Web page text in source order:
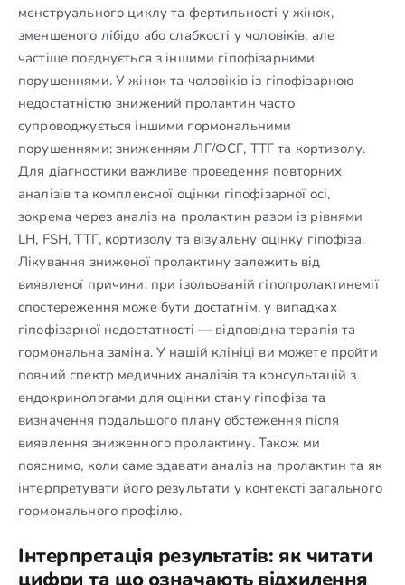
менструального циклу та фертильності у жінок,
зменшеного лібідо або слабкості у чоловіків, але
частіше поєднується з іншими гіпофізарними
порушеннями. У жінок та чоловіків із гіпофізарною
недостатністю знижений пролактин часто
супроводжується іншими гормональними
порушеннями: зниженням ЛГ/ФСГ, ТТГ та кортизолу.
Для діагностики важливе проведення повторних
аналізів та комплексної оцінки гіпофізарної осі,
зокрема через аналіз на пролактин разом із рівнями
LH, FSH, ТТГ, кортизолу та візуальну оцінку гіпофіза.
Лікування зниженої пролактину залежить від
виявленої причини: при ізольованій гіпопролактинемії
спостереження може бути достатнім, у випадках
гіпофізарної недостатності — відповідна терапія та
гормональна заміна. У нашій клініці ви можете пройти
повний спектр медичних аналізів та консультацій з
ендокринологами для оцінки стану гіпофіза та
визначення подальшого плану обстеження після
виявлення зниженного пролактину. Також ми
пояснимо, коли саме здавати аналіз на пролактин та як
інтерпретувати його результати у контексті загального
гормонального профілю.
Інтерпретація результатів: як читати
цифри та що означають відхилення